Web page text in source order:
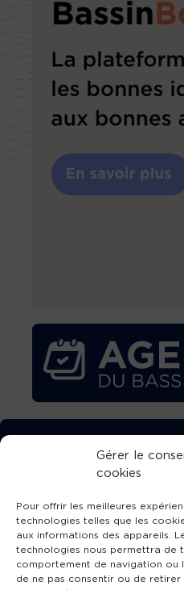
Gérer le
cookies
Pour offrir les meilleures
technologies telles que les
aux informations des appareils.
technologies nous permettra de
comportement de navigation ou
de ne pas consentir ou de
TÉLÉCHARGEZ